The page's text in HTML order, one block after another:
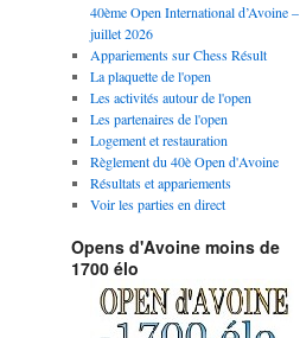
40ème Open International d’Avoine –
juillet 2026
Appariements sur Chess Résult
La plaquette de l'open
Les activités autour de l'open
Les partenaires de l'open
Logement et restauration
Règlement du 40è Open d'Avoine
Résultats et appariements
Voir les parties en direct
Opens d'Avoine moins de
1700 élo